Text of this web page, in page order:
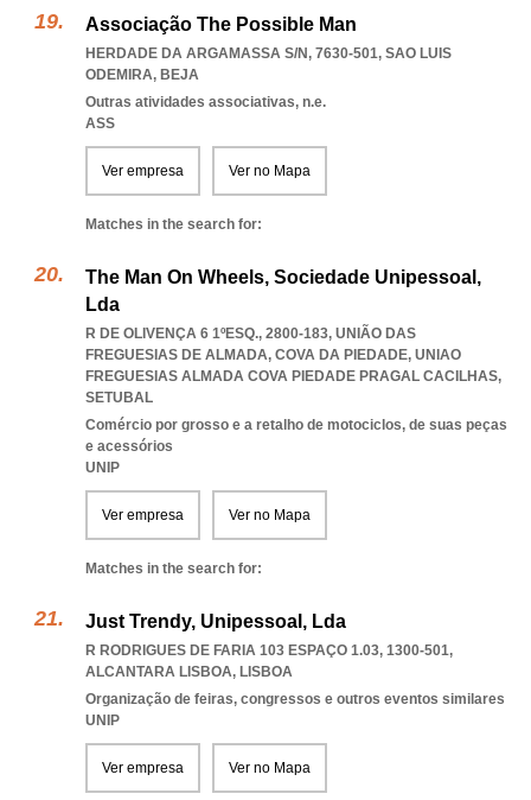
Associação The Possible Man
HERDADE DA ARGAMASSA S/N, 7630-501, SAO LUIS
ODEMIRA, BEJA
Outras atividades associativas, n.e.
ASS
Ver empresa Ver no Mapa
Matches in the search for:
The Man On Wheels, Sociedade Unipessoal,
Lda
R DE OLIVENÇA 6 1ºESQ., 2800-183, UNIÃO DAS
FREGUESIAS DE ALMADA, COVA DA PIEDADE, UNIAO
FREGUESIAS ALMADA COVA PIEDADE PRAGAL CACILHAS,
SETUBAL
Comércio por grosso e a retalho de motociclos, de suas peças
e acessórios
UNIP
Ver empresa Ver no Mapa
Matches in the search for:
Just Trendy, Unipessoal, Lda
R RODRIGUES DE FARIA 103 ESPAÇO 1.03, 1300-501,
ALCANTARA LISBOA, LISBOA
Organização de feiras, congressos e outros eventos similares
UNIP
Ver empresa Ver no Mapa